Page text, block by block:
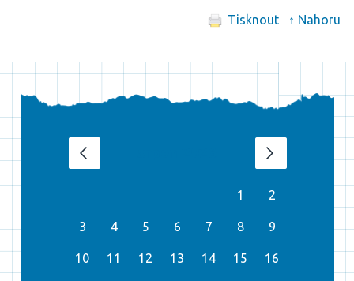
Tisknout ↑ Nahoru
1 2
3 4 5 6 7 8 9
10 11 12 13 14 15 16